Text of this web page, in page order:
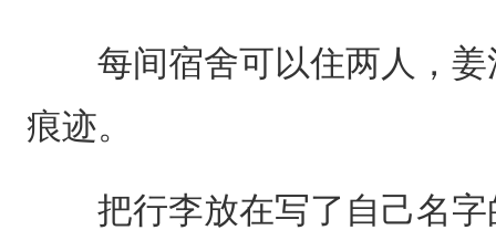
每间宿舍可以住两人，姜
痕迹。
把行李放在写了自己名字